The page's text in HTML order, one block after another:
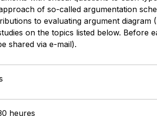
of so-called argumentation
to evaluating argument
on the topics listed below. Before
shared via e-mail).
heures